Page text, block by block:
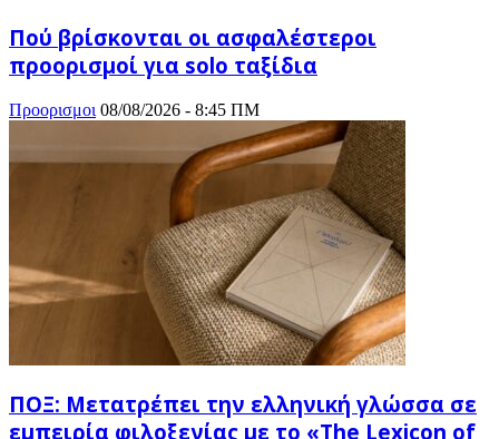
Πού βρίσκονται οι ασφαλέστεροι
προορισμοί για solo ταξίδια
Προορισμοι 08/08/2026 - 8:45 ΠΜ
ΠΟΞ: Μετατρέπει την ελληνική γλώσσα σε
εμπειρία φιλοξενίας με το «The Lexicon of